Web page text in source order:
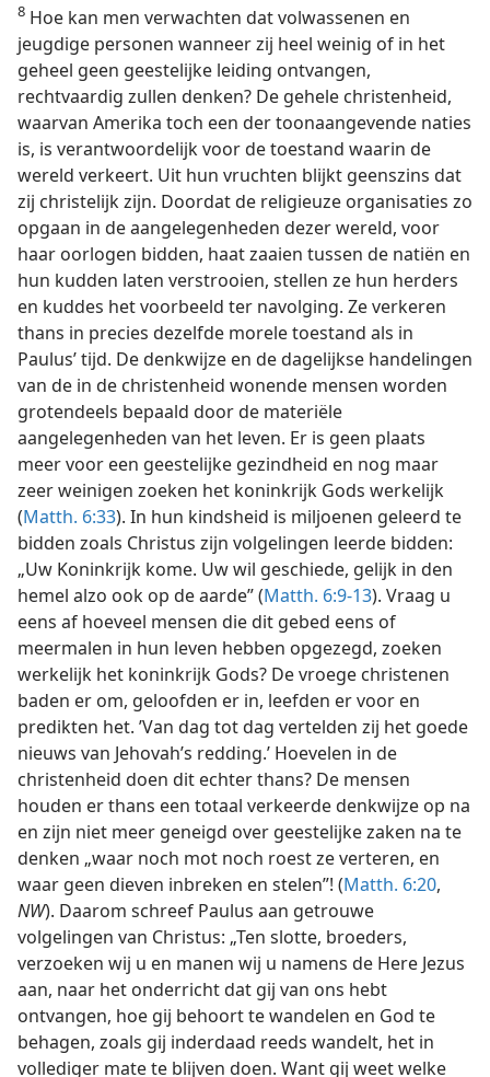
8 Hoe kan men verwachten dat volwassenen en
jeugdige personen wanneer zij heel weinig of in het
geheel geen geestelijke leiding ontvangen,
rechtvaardig zullen denken? De gehele christenheid,
waarvan Amerika toch een der toonaangevende naties
is, is verantwoordelijk voor de toestand waarin de
wereld verkeert. Uit hun vruchten blijkt geenszins dat
zij christelijk zijn. Doordat de religieuze organisaties zo
opgaan in de aangelegenheden dezer wereld, voor
haar oorlogen bidden, haat zaaien tussen de natiën en
hun kudden laten verstrooien, stellen ze hun herders
en kuddes het voorbeeld ter navolging. Ze verkeren
thans in precies dezelfde morele toestand als in
Paulus’ tijd. De denkwijze en de dagelijkse handelingen
van de in de christenheid wonende mensen worden
grotendeels bepaald door de materiële
aangelegenheden van het leven. Er is geen plaats
meer voor een geestelijke gezindheid en nog maar
zeer weinigen zoeken het koninkrijk Gods werkelijk
(Matth. 6:33). In hun kindsheid is miljoenen geleerd te
bidden zoals Christus zijn volgelingen leerde bidden:
„Uw Koninkrijk kome. Uw wil geschiede, gelijk in den
hemel alzo ook op de aarde” (Matth. 6:9-13). Vraag u
eens af hoeveel mensen die dit gebed eens of
meermalen in hun leven hebben opgezegd, zoeken
werkelijk het koninkrijk Gods? De vroege christenen
baden er om, geloofden er in, leefden er voor en
predikten het. ’Van dag tot dag vertelden zij het goede
nieuws van Jehovah’s redding.’ Hoevelen in de
christenheid doen dit echter thans? De mensen
houden er thans een totaal verkeerde denkwijze op na
en zijn niet meer geneigd over geestelijke zaken na te
denken „waar noch mot noch roest ze verteren, en
waar geen dieven inbreken en stelen”! (Matth. 6:20,
NW). Daarom schreef Paulus aan getrouwe
volgelingen van Christus: „Ten slotte, broeders,
verzoeken wij u en manen wij u namens de Here Jezus
aan, naar het onderricht dat gij van ons hebt
ontvangen, hoe gij behoort te wandelen en God te
behagen, zoals gij inderdaad reeds wandelt, het in
vollediger mate te blijven doen. Want gij weet welke